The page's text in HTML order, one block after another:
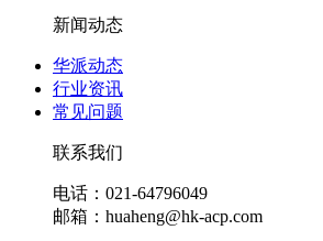
新闻动态
华派动态
行业资讯
常见问题
联系我们
电话：021-64796049
邮箱：huaheng@hk-acp.com